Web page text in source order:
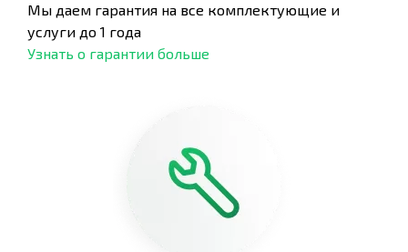
Мы даем гарантия на все комплектующие и
услуги до 1 года
Узнать о гарантии больше